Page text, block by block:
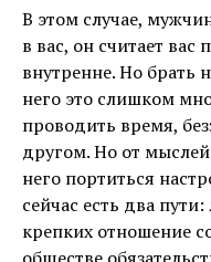
В этом случае,
в вас, он считает
внутренне. Но брать
него это слишком
проводить время,
другом. Но от
него портиться
сейчас есть два
крепких отношение